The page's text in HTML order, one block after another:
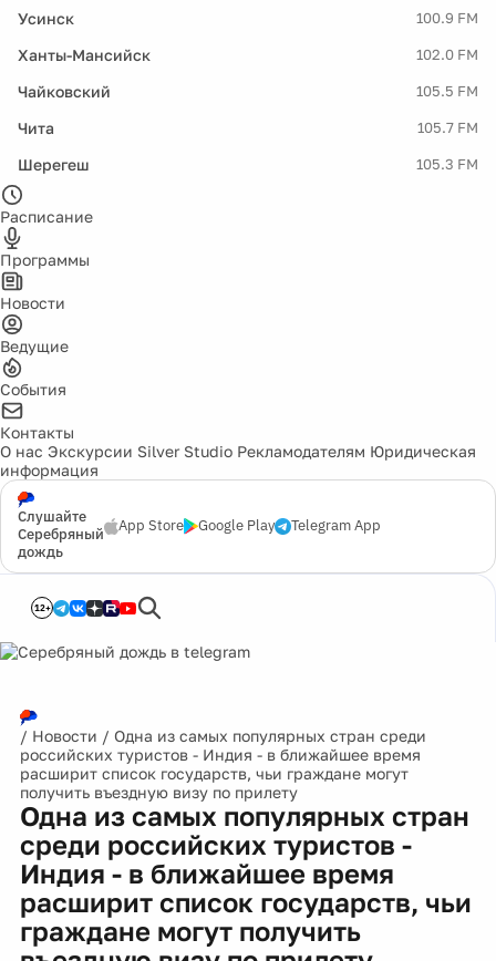
Усинск 100.9 FM
Ханты-Мансийск 102.0 FM
Чайковский 105.5 FM
Чита 105.7 FM
Шерегеш 105.3 FM
Расписание
Программы
Новости
Ведущие
События
Контакты
О нас Экскурсии Silver Studio Рекламодателям Юридическая
информация
Слушайте
Серебряный
дождь
App Store Google Play Telegram App
12+
/ Новости / Одна из самых популярных стран среди
российских туристов - Индия - в ближайшее время
расширит список государств, чьи граждане могут
получить въездную визу по прилету
Одна из самых популярных стран
среди российских туристов -
Индия - в ближайшее время
расширит список государств, чьи
граждане могут получить